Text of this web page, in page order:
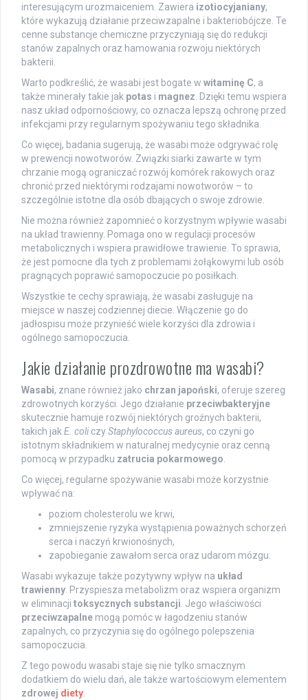
interesującym urozmaiceniem. Zawiera izotiocyjaniany,
które wykazują działanie przeciwzapalne i bakteriobójcze. Te
cenne substancje chemiczne przyczyniają się do redukcji
stanów zapalnych oraz hamowania rozwoju niektórych
bakterii.
Warto podkreślić, że wasabi jest bogate w witaminę C, a
także minerały takie jak potas i magnez . Dzięki temu wspiera
nasz układ odpornościowy, co oznacza lepszą ochronę przed
infekcjami przy regularnym spożywaniu tego składnika.
Co więcej, badania sugerują, że wasabi może odgrywać rolę
w prewencji nowotworów. Związki siarki zawarte w tym
chrzanie mogą ograniczać rozwój komórek rakowych oraz
chronić przed niektórymi rodzajami nowotworów – to
szczególnie istotne dla osób dbających o swoje zdrowie.
Nie można również zapomnieć o korzystnym wpływie wasabi
na układ trawienny. Pomaga ono w regulacji procesów
metabolicznych i wspiera prawidłowe trawienie. To sprawia,
że jest pomocne dla tych z problemami żołąkowymi lub osób
pragnących poprawić samopoczucie po posiłkach.
Wszystkie te cechy sprawiają, że wasabi zasługuje na
miejsce w naszej codziennej diecie. Włączenie go do
jadłospisu może przynieść wiele korzyści dla zdrowia i
ogólnego samopoczucia.
Jakie działanie prozdrowotne ma wasabi?
Wasabi, znane również jako chrzan japoński, oferuje szereg
zdrowotnych korzyści. Jego działanie przeciwbakteryjne
skutecznie hamuje rozwój niektórych groźnych bakterii,
takich jak E. coli czyStaphylococcus aureus, co czyni go
istotnym składnikiem w naturalnej medycynie oraz cenną
pomocą w przypadku zatrucia pokarmowego
Co więcej, regularne spożywanie wasabi może korzystnie
wpływać na:
poziom cholesterolu we krwi,
zmniejszenie ryzyka wystąpienia poważnych schorzeń
serca i naczyń krwionośnych,
zapobieganie zawałom serca oraz udarom mózgu.
Wasabi wykazuje także pozytywny wpływ na układ
trawienny . Przyspiesza metabolizm oraz wspiera organizm
w eliminacji toksycznych substancji . Jego właściwości
przeciwzapalne mogą pomóc w łagodzeniu stanów
zapalnych, co przyczynia się do ogólnego polepszenia
samopoczucia.
Z tego powodu wasabi staje się nie tylko smacznym
dodatkiem do wielu dań, ale także wartościowym elementem
zdrowej diety